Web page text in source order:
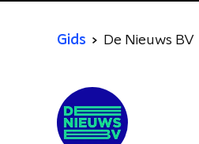
Gids De Nieuws BV